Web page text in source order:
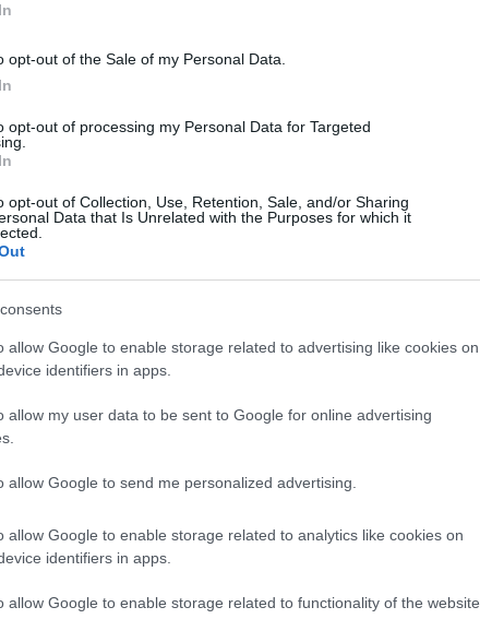
opt-out of the Sale of my Personal Data.
opt-out of processing my Personal Data for Targeted
opt-out of Collection, Use, Retention, Sale, and/or Sharing
Data that Is Unrelated with the Purposes for which it
allow Google to enable storage related to advertising like cookies on
identifiers in apps.
allow my user data to be sent to Google for online advertising
allow Google to send me personalized advertising.
allow Google to enable storage related to analytics like cookies on
identifiers in apps.
allow Google to enable storage related to functionality of the website
Sardegna
Prossimo articolo